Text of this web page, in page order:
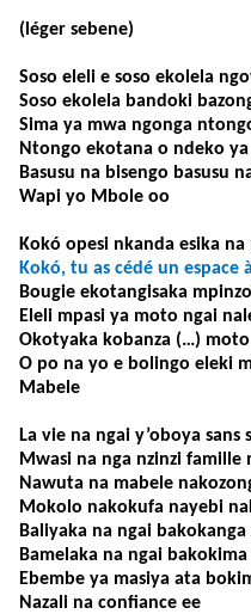
(léger sebene)
Soso eleli e soso ekolela
Soso ekolela bandoki
Sima ya mwa ngonga
Ntongo ekotana o ndeko
Basusu na bisengo basusu
Wapi yo Mbole oo
Kokó opesi nkanda esika
Kokó, tu as cédé un
Bougie ekotangisaka
Eleli mpasi ya moto ngai
Okotyaka kobanza (…)
O po na yo e bolingo eleki
Mabele
La vie na ngai y’oboya sans
Mwasi na nga nzinzi famille
Nawuta na mabele
Mokolo nakokufa nayebi
Baliyaka na ngai
Bamelaka na ngai
Ebembe ya masiya ata
Nazali na confiance ee